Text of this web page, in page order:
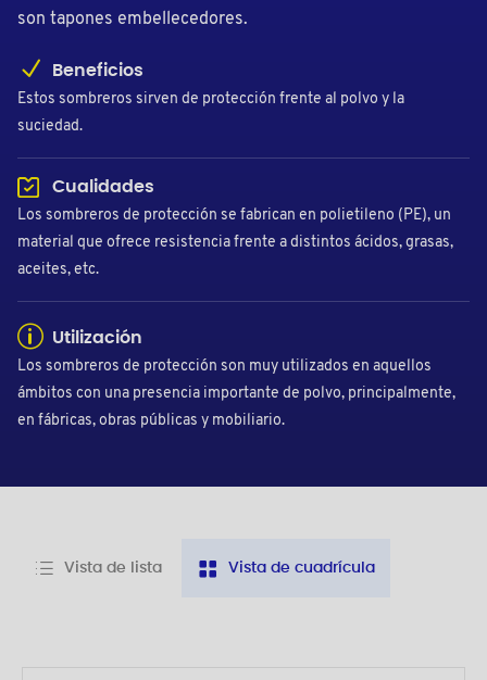
son tapones embellecedores.
Beneficios
Estos sombreros sirven de protección frente al polvo y la
suciedad.
Cualidades
Los sombreros de protección se fabrican en polietileno (PE), un
material que ofrece resistencia frente a distintos ácidos, grasas,
aceites, etc.
Utilización
Los sombreros de protección son muy utilizados en aquellos
ámbitos con una presencia importante de polvo, principalmente,
en fábricas, obras públicas y mobiliario.
Vista de lista Vista de cuadrícula